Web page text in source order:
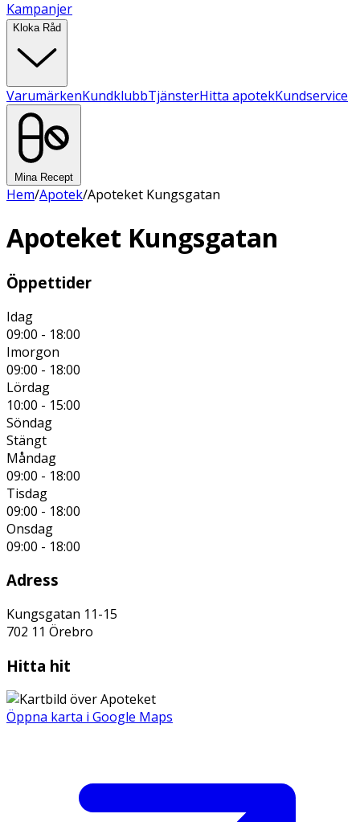
Kampanjer
Kloka Råd
VarumärkenKundklubbTjänsterHitta apotekKundservice
Mina Recept
Hem/Apotek/Apoteket Kungsgatan
Apoteket Kungsgatan
Öppettider
Idag
09:00 - 18:00
Imorgon
09:00 - 18:00
Lördag
10:00 - 15:00
Söndag
Stängt
Måndag
09:00 - 18:00
Tisdag
09:00 - 18:00
Onsdag
09:00 - 18:00
Adress
Kungsgatan 11-15
702 11 Örebro
Hitta hit
Öppna karta i Google Maps